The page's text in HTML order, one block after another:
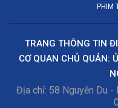
PHIM
TRANG THÔNG TIN
CƠ QUAN CHỦ QUẢN:
Địa chỉ: 58 Nguyễn Du -